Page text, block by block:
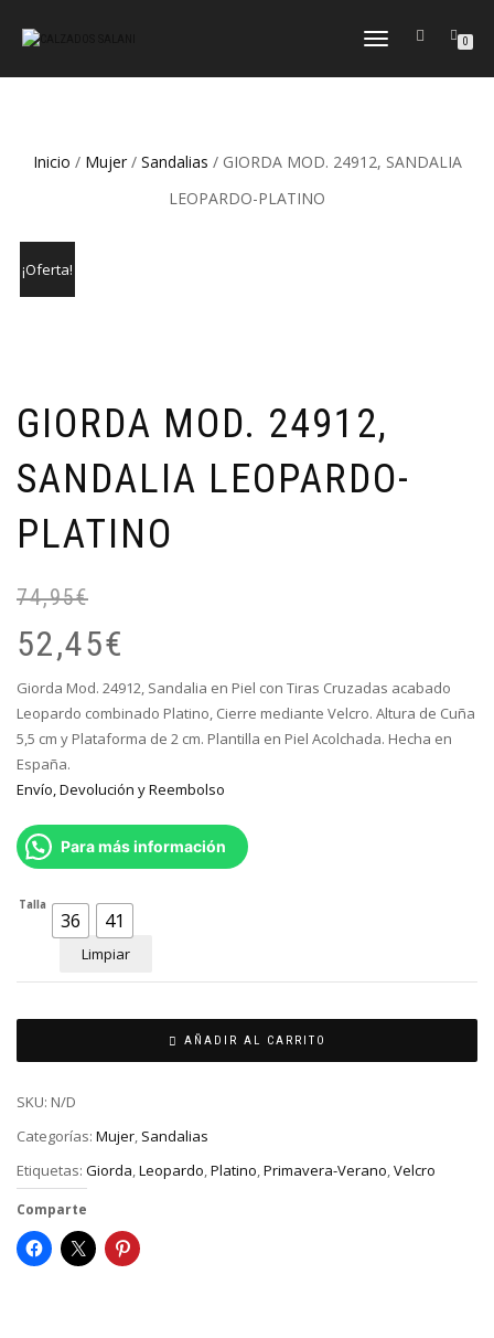
CAMBIAR
0
Inicio / Mujer/ Sandalias / GIORDA MOD. 24912, SANDALIA
LEOPARDO-PLATINO
¡Oferta!
GIORDA MOD. 24912,
SANDALIA LEOPARDO-
PLATINO
74,95€
52,45€
Giorda Mod. 24912, Sandalia en Piel con Tiras Cruzadas acabado
Leopardo combinado Platino, Cierre mediante Velcro. Altura de Cuña
5,5 cm y Plataforma de 2 cm. Plantilla en Piel Acolchada. Hecha en
España.
Envío, Devolución y Reembolso
Para más información
Talla
36 41
Limpiar
AÑADIR AL CARRITO
SKU: N/D
Categorías: Mujer, Sandalias
Etiquetas: Giorda,Leopardo,Platino,Primavera-Verano,Velcro
Comparte